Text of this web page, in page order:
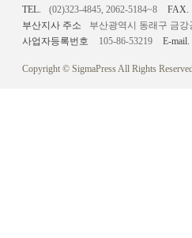
TEL.
(02)323-4845, 2062-5184~8
FAX.
부산지사 주소
부산광역시 동래구 금강
사업자등록번호
105-86-53219 E-mail.
Copyright © SigmaPress All Rights